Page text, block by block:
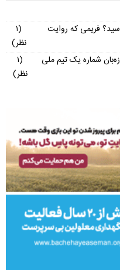
فریمی که روایت
(۱
نظر)
شماره یک تیم ملی
(۱
نظر)